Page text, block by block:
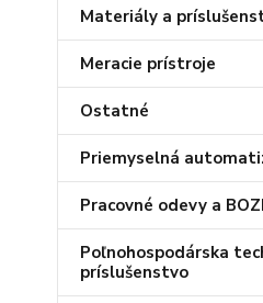
Materiály a
Meracie prístroje
Ostatné
Priemyselná
Pracovné odevy a
Poľnohospodárska
príslušenstvo